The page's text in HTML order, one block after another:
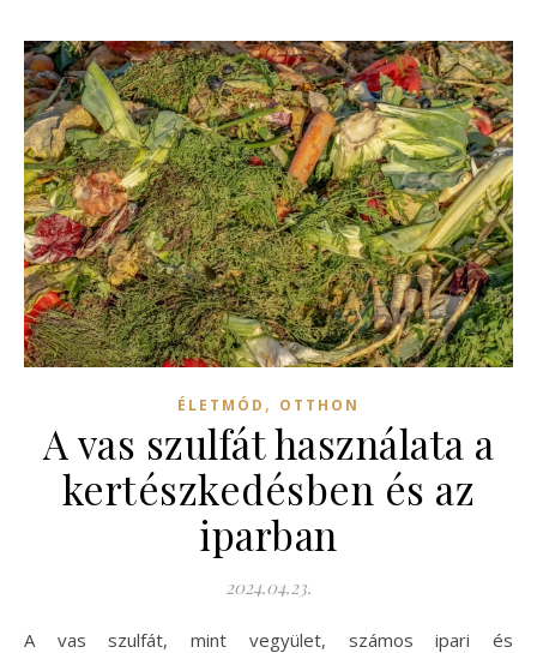
ÉLETMÓD , OTTHON
A vas szulfát használata a
kertészkedésben és az
iparban
2024.04.23.
A vas szulfát, mint vegyület, számos ipari és